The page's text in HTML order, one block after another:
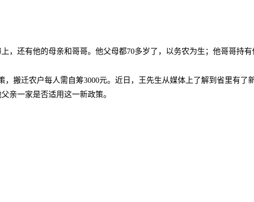
，还有他的母亲和哥哥。他父母都70多岁了，以务农为生；他哥哥持有
搬迁农户每人需自筹3000元。近日，王先生从媒体上了解到省里有了
亲一家是否适用这一新政策。